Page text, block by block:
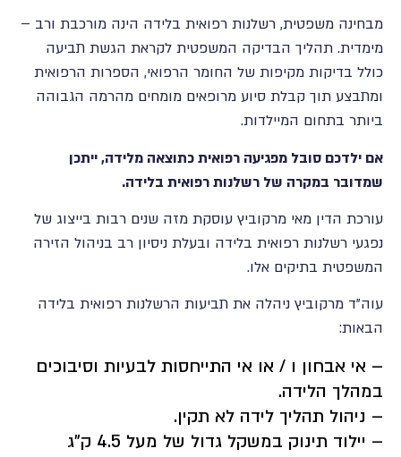
מבחינה משפטית, רשלנות רפואית בלידה הינה מורכבת ורב –
מימדית. תהליך הבדיקה המשפטית לקראת הגשת תביעה
כולל בדיקות מקיפות של החומר הרפואי, הספרות הרפואית
ומתבצע תוך קבלת סיוע מרופאים מומחים מהרמה הגבוהה
ביותר בתחום המיילדות.
אם ילדכם סובל מפגיעה רפואית כתוצאה מלידה, ייתכן
שמדובר במקרה של רשלנות רפואית בלידה.
עורכת הדין מאי מרקוביץ עוסקת מזה שנים רבות בייצוג של
נפגעי רשלנות רפואית בלידה ובעלת ניסיון רב בניהול הזירה
המשפטית בתיקים אלו.
עוה"ד מרקוביץ ניהלה את תביעות הרשלנות רפואית בלידה
הבאות:
– אי אבחון ו / או אי התייחסות לבעיות וסיבוכים
במהלך הלידה.
– ניהול תהליך לידה לא תקין.
– יילוד תינוק במשקל גדול של מעל 4.5 ק"ג